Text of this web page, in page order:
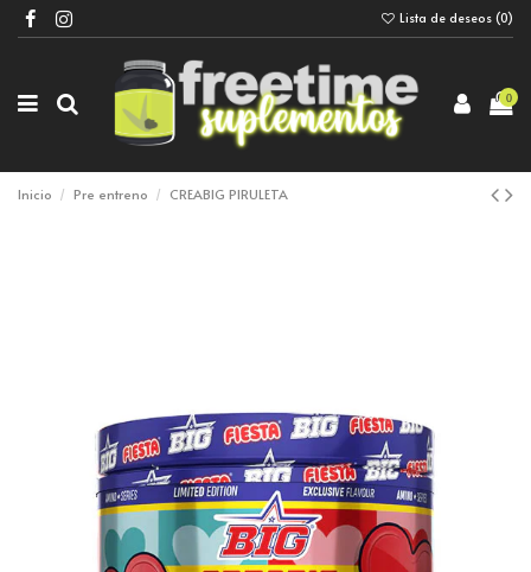
Lista de deseos (0)
0
Inicio Pre entreno CREABIG PIRULETA